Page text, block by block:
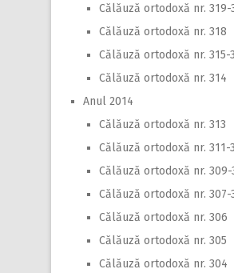
Călăuză ortodoxă nr. 319-
Călăuză ortodoxă nr. 318
Călăuză ortodoxă nr. 315-
Călăuză ortodoxă nr. 314
Anul 2014
Călăuză ortodoxă nr. 313
Călăuză ortodoxă nr. 311-
Călăuză ortodoxă nr. 309-
Călăuză ortodoxă nr. 307-
Călăuză ortodoxă nr. 306
Călăuză ortodoxă nr. 305
Călăuză ortodoxă nr. 304